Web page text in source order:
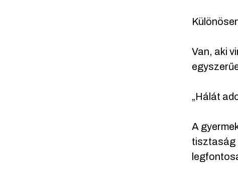
Van, aki
„Hálát
A
tisztaság